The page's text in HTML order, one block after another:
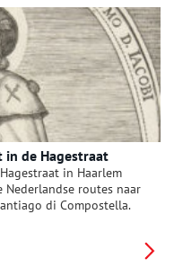
in de Hagestraat
in Haarlem
routes naar
di Compostella.